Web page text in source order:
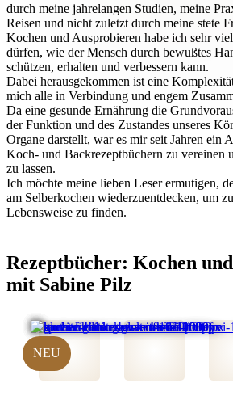
durch meine jahrelangen Studien, meine
Reisen und nicht zuletzt durch meine stete
Kochen und Ausprobieren habe ich sehr
dürfen, wie der Mensch durch bewußtes
schützen, erhalten und verbessern kann.
Dabei herausgekommen ist eine
mich alle in Verbindung und engem
Da eine gesunde Ernährung die
der Funktion und des Zustandes unseres
Organe darstellt, war es mir seit Jahren ein
Koch- und Backrezeptbüchern zu vereinen
zu lassen.
Ich möchte meine lieben Leser ermutigen,
am Selberkochen wiederzuentdecken, um
Lebensweise zu finden.
Rezeptbücher: Kochen
mit Sabine Pilz
NEU